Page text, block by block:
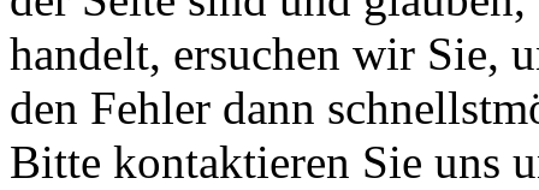
handelt, ersuchen wir Sie,
den Fehler dann
Bitte kontaktieren Sie uns